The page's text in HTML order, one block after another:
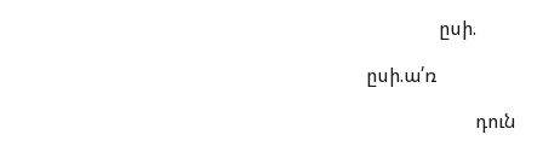
ըսի.
ըսի.ա՛ռ
դուն